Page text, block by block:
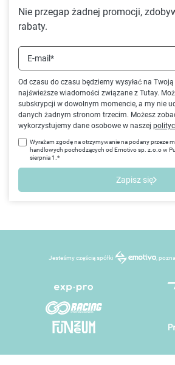
Nie przegap żadnej promocji,
rabaty.
Od czasu do czasu będziemy wysyłać na
najświeższe wiadomości związane z Tutay.
subskrypcji w dowolnym momencie, a my nie
danych żadnym stronom trzecim. Możesz
wykorzystujemy dane osobowe w naszej
E-mail*
Wyrażam zgodę na otrzymywanie na podany przeze
handlowych pochodzących od Emotivo sp. z.o.o w
sierpnia 1.*
Zapisz się
Jesteśmy częścią spółki ,